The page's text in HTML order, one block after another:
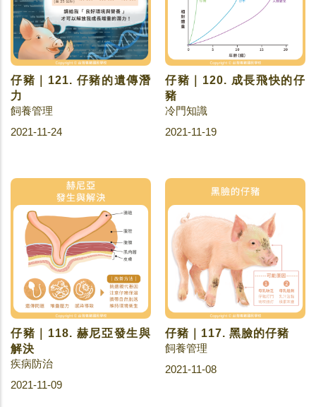
仔豬｜121. 仔豬的遺傳潛
力
飼養管理
2021-11-24
仔豬｜120. 成長飛快的仔
豬
冷門知識
2021-11-19
仔豬｜118. 赫尼亞發生與
解決
疾病防治
2021-11-09
仔豬｜117. 黑臉的仔豬
飼養管理
2021-11-08